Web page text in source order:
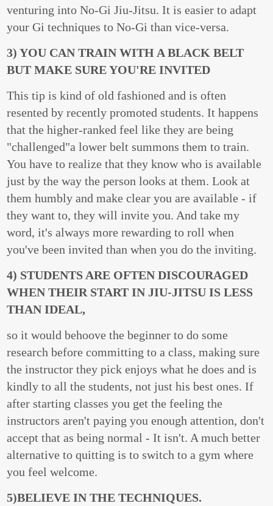
venturing into No-Gi Jiu-Jitsu. It is easier to adapt
your Gi techniques to No-Gi than vice-versa.
3) YOU CAN TRAIN WITH A BLACK BELT
BUT MAKE SURE YOU'RE INVITED
This tip is kind of old fashioned and is often
resented by recently promoted students. It happens
that the higher-ranked feel like they are being
"challenged"a lower belt summons them to train.
You have to realize that they know who is available
just by the way the person looks at them. Look at
them humbly and make clear you are available - if
they want to, they will invite you. And take my
word, it's always more rewarding to roll when
you've been invited than when you do the inviting.
4) STUDENTS ARE OFTEN DISCOURAGED
WHEN THEIR START IN JIU-JITSU IS LESS
THAN IDEAL,
so it would behoove the beginner to do some
research before committing to a class, making sure
the instructor they pick enjoys what he does and is
kindly to all the students, not just his best ones. If
after starting classes you get the feeling the
instructors aren't paying you enough attention, don't
accept that as being normal - It isn't. A much better
alternative to quitting is to switch to a gym where
you feel welcome.
5)BELIEVE IN THE TECHNIQUES.